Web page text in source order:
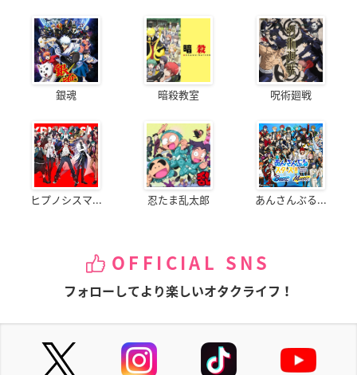
銀魂 暗殺教室 呪術廻戦
ヒプノシスマ... 忍たま乱太郎 あんさんぶる...
OFFICIAL SNS
フォローしてより楽しいオタクライフ！